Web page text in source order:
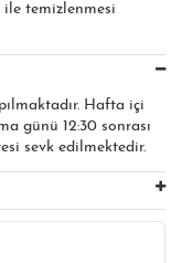
temizlenmesi
Hafta içi
günü 12:30 sonrası
sevk edilmektedir.